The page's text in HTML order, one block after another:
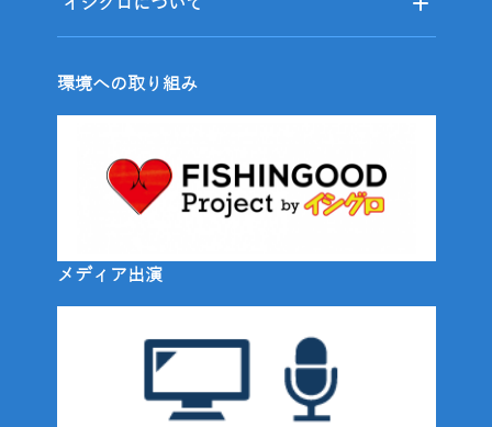
イシグロについて
環境への取り組み
メディア出演